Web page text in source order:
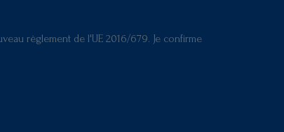
règlement de l'UE 2016/679. Je confirme